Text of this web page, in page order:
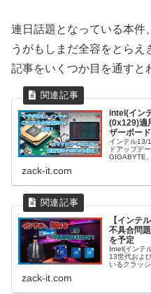
連日話題となっている本件
うがもしまだ全容をとら
記事をいくつか目を通すと
intel(イン
(0x129)適
ザーボー
インテル13/
ドアップデ
GIGABYTE
zack-it.com
【インテ
不具合問
を予定
Intel(インテ
13世代およ
いるクラッ
zack-it.com